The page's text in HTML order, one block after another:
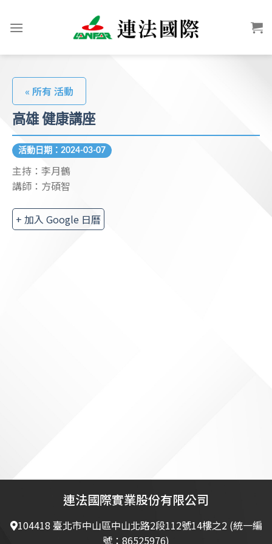
« 所有 活動
高雄 健康講座
活動日期：2024-03-07
主持：李月鶴
講師：方碩智
+ 加入 Google 日曆
連法國際實業股份有限公司
104418 臺北市中山區中山北路2段112號14樓之2 (統一編
號：86525976)